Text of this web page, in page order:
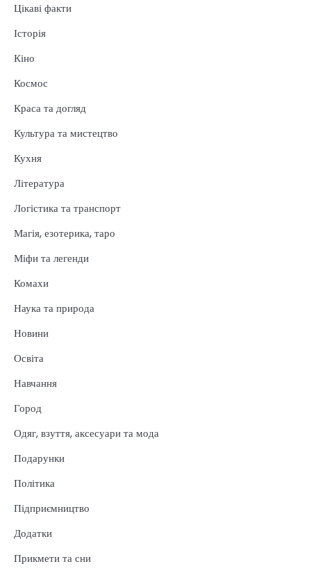
Цікаві факти
Історія
Кіно
Космос
Краса та догляд
Культура та мистецтво
Кухня
Література
Логістика та транспорт
Магія, езотерика, таро
Міфи та легенди
Комахи
Наука та природа
Новини
Освіта
Навчання
Город
Одяг, взуття, аксесуари та мода
Подарунки
Політика
Підприємництво
Додатки
Прикмети та сни